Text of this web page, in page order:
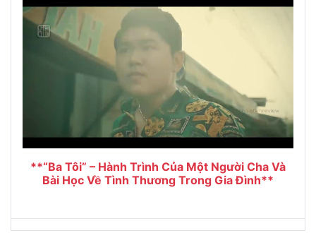
**“Ba Tôi” – Hành Trình Của Một Người Cha Và
Bài Học Về Tình Thương Trong Gia Đình**